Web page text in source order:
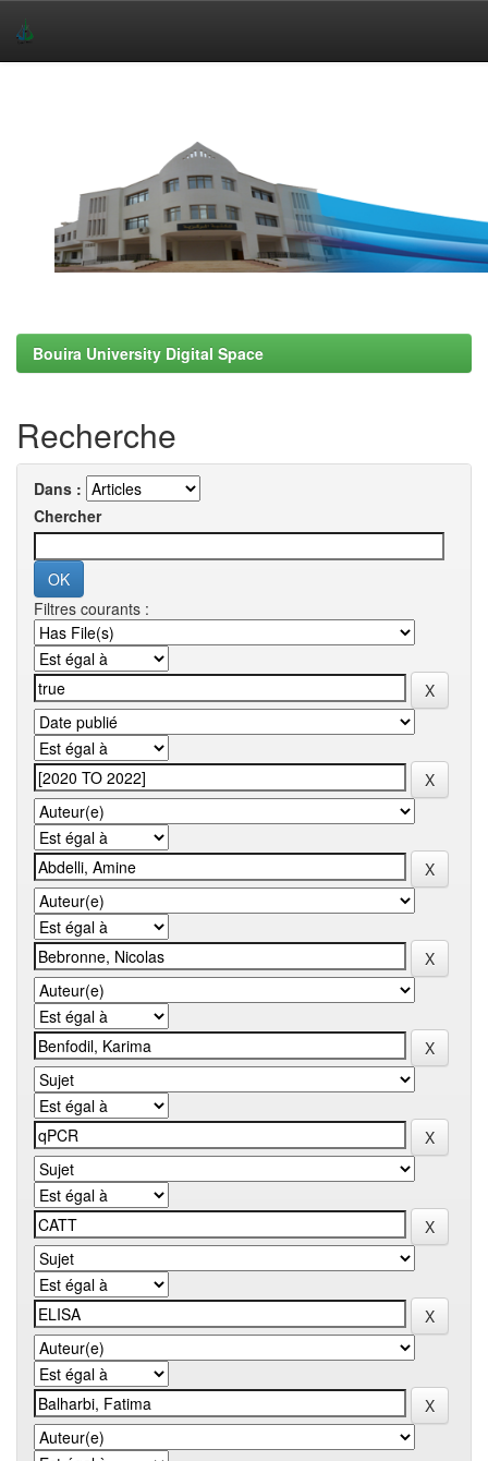
Bouira University Digital Space
Recherche
Dans :
Chercher
Filtres courants :